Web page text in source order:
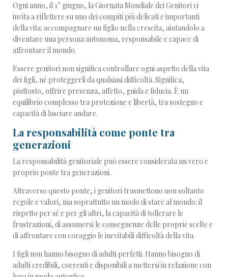
Ogni anno, il 1° giugno, la Giornata Mondiale dei Genitori ci
invita a riflettere su uno dei compiti più delicati e importanti
della vita: accompagnare un figlio nella crescita, aiutandolo a
diventare una persona autonoma, responsabile e capace di
affrontare il mondo.
Essere genitori non significa controllare ogni aspetto della vita
dei figli, né proteggerli da qualsiasi difficoltà. Significa,
piuttosto, offrire presenza, affetto, guida e fiducia. È un
equilibrio complesso tra protezione e libertà, tra sostegno e
capacità di lasciare andare.
La responsabilità come ponte tra
generazioni
La responsabilità genitoriale può essere considerata un vero e
proprio ponte tra generazioni.
Attraverso questo ponte, i genitori trasmettono non soltanto
regole e valori, ma soprattutto un modo di stare al mondo: il
rispetto per sé e per gli altri, la capacità di tollerare le
frustrazioni, di assumersi le conseguenze delle proprie scelte e
di affrontare con coraggio le inevitabili difficoltà della vita.
I figli non hanno bisogno di adulti perfetti. Hanno bisogno di
adulti credibili, coerenti e disponibili a mettersi in relazione con